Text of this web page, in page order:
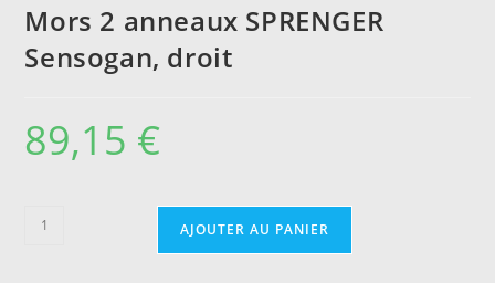
Mors 2 anneaux SPRENGER
Sensogan, droit
89,15 €
quantité
AJOUTER AU PANIER